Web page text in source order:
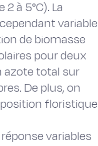
à 5°C). La
variable
de biomasse
pour deux
azote total sur
De plus, on
variables